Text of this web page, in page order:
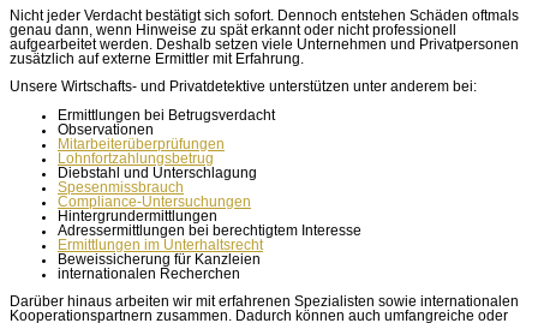
Nicht jeder Verdacht bestätigt sich sofort. Dennoch entstehen Schäden oftmals
genau dann, wenn Hinweise zu spät erkannt oder nicht professionell
aufgearbeitet werden. Deshalb setzen viele Unternehmen und Privatpersonen
zusätzlich auf externe Ermittler mit Erfahrung.
Unsere Wirtschafts- und Privatdetektive unterstützen unter anderem bei:
Ermittlungen bei Betrugsverdacht
Observationen
Mitarbeiterüberprüfungen
Lohnfortzahlungsbetrug
Diebstahl und Unterschlagung
Spesenmissbrauch
Compliance-Untersuchungen
Hintergrundermittlungen
Adressermittlungen bei berechtigtem Interesse
Ermittlungen im Unterhaltsrecht
Beweissicherung für Kanzleien
internationalen Recherchen
Darüber hinaus arbeiten wir mit erfahrenen Spezialisten sowie internationalen
Kooperationspartnern zusammen. Dadurch können auch umfangreiche oder